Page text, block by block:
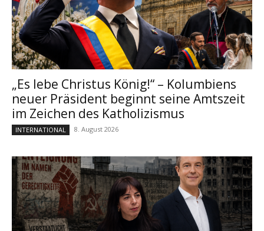
„Es lebe Christus König!“ – Kolumbiens
neuer Präsident beginnt seine Amtszeit
im Zeichen des Katholizismus
INTERNATIONAL 8. August 2026